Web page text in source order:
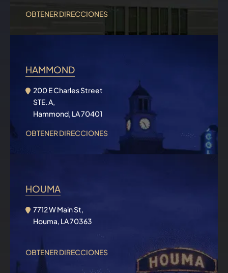
OBTENER DIRECCIONES
HAMMOND
200 E Charles Street
STE. A,
Hammond, LA 70401
OBTENER DIRECCIONES
HOUMA
7712 W Main St,
Houma, LA 70363
OBTENER DIRECCIONES